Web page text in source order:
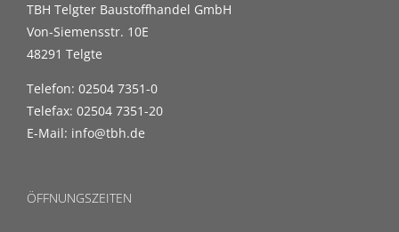
TBH Telgter Baustoffhandel GmbH
Von-Siemensstr. 10E
48291 Telgte
Telefon: 02504 7351-0
Telefax: 02504 7351-20
E-Mail: info@tbh.de
ÖFFNUNGSZEITEN